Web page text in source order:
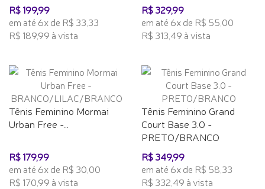
R$ 199,99
em até 6x de R$ 33,33
R$ 189,99 à vista
R$ 329,99
em até 6x de R$ 55,00
R$ 313,49 à vista
Tênis Feminino Mormai
Urban Free -...
R$ 179,99
em até 6x de R$ 30,00
R$ 170,99 à vista
Tênis Feminino Grand
Court Base 3.0 -
PRETO/BRANCO
R$ 349,99
em até 6x de R$ 58,33
R$ 332,49 à vista